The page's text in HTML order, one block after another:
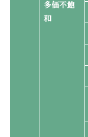
多価不飽
和